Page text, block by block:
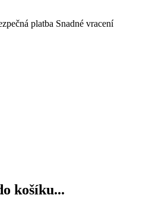
platba Snadné vracení
košíku...